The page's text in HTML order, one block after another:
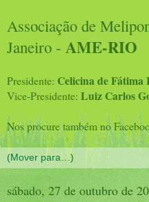
Associação de
Janeiro - AME-RIO
Presidente: Celicina de Fátima
Vice-Presidente: Luiz Carlos
Nos procure também no
sábado, 27 de outubro de